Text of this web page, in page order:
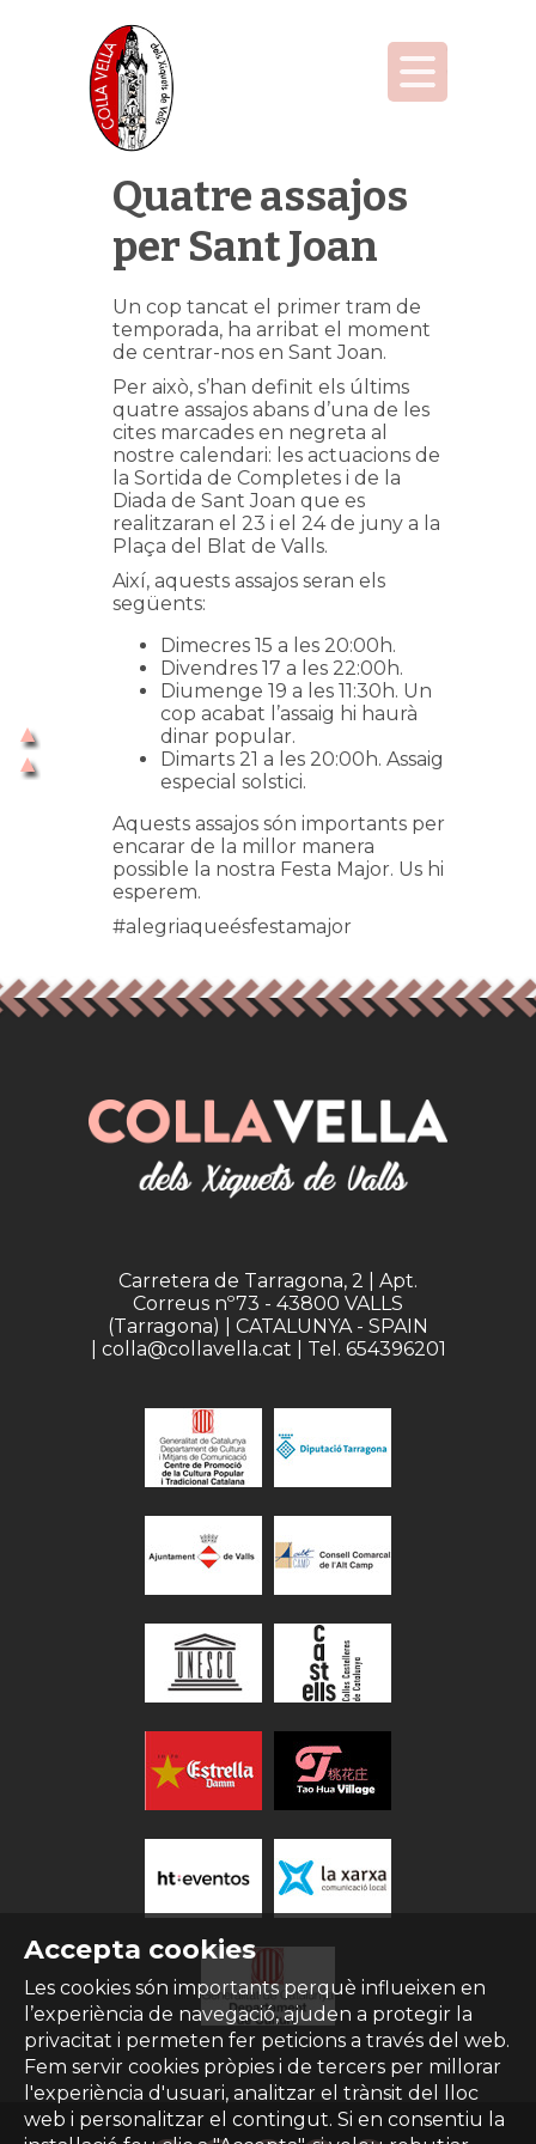
Quatre assajos
per Sant Joan
Un cop tancat el primer tram de
temporada, ha arribat el moment
de centrar-nos en Sant Joan.
Per això, s’han definit els últims
quatre assajos abans d’una de les
cites marcades en negreta al
nostre calendari: les actuacions de
la Sortida de Completes i de la
Diada de Sant Joan que es
realitzaran el 23 i el 24 de juny a la
Plaça del Blat de Valls.
Així, aquests assajos seran els
següents:
Dimecres 15 a les 20:00h.
Divendres 17 a les 22:00h.
Diumenge 19 a les 11:30h. Un
cop acabat l’assaig hi haurà
dinar popular.
Dimarts 21 a les 20:00h. Assaig
especial solstici.
Aquests assajos són importants per
encarar de la millor manera
possible la nostra Festa Major. Us hi
esperem.
#alegriaqueésfestamajor
Accepta cookies
Les cookies són importants perquè influeixen en
l’experiència de navegació, ajuden a protegir la
privacitat i permeten fer peticions a través del web.
Fem servir cookies pròpies i de tercers per millorar
l'experiència d'usuari, analitzar el trànsit del lloc
web i personalitzar el contingut. Si en consentiu la
Carretera de Tarragona, 2 | Apt.
Correus nº73 - 43800 VALLS
(Tarragona) | CATALUNYA - SPAIN
| colla@collavella.cat | Tel. 654396201